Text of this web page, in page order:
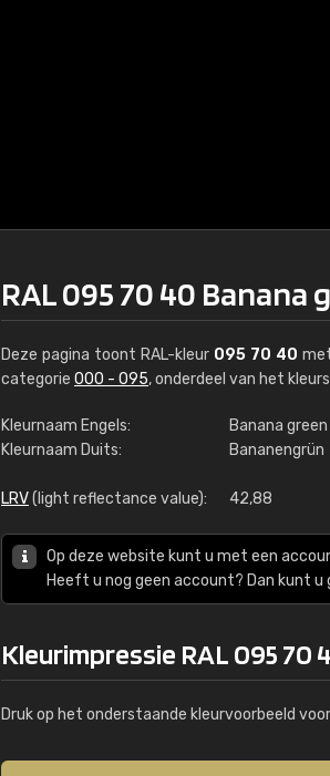
RAL 095 70 40 Banana
Deze pagina toont RAL-kleur 095 70 40
categorie 000 - 095, onderdeel van het
Kleurnaam Engels:
Banana green
Kleurnaam Duits:
Bananengrün
LRV(light reflectance value): 42,88
Op deze website kunt u met een
Heeft u nog geen account? Dan kunt u
Kleurimpressie RAL 095 70
Druk op het onderstaande kleurvoorbeeld